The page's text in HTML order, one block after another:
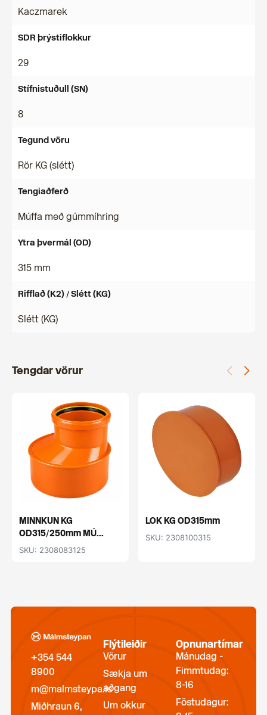
Kaczmarek
SDR þrýstiflokkur
29
Stífnistuðull (SN)
8
Tegund vöru
Rör KG (slétt)
Tengiaðferð
Múffa með gúmmíhring
Ytra þvermál (OD)
315 mm
Rifflað (K2) / Slétt (KG)
Slétt (KG)
Tengdar vörur
MINNKUN KG
OD315/250mm MÚ...
SKU: 2308083125
LOK KG OD315mm
SKU: 2308100315
+354 544
8900
m@malmsteypa.is
Miðhraun 6,
Flýtileiðir
Vörur
Sækja um
aðgang
Um okkur
Opnunartímar
Mánudag -
Fimmtudag:
8-16
Föstudagur: